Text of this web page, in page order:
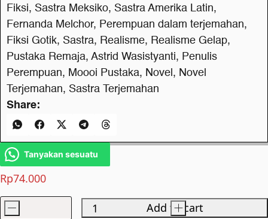
Rp74.000
Musim
- +
Add to cart
Fiksi, Sastra Meksiko, Sastra Amerika Latin,
Fernanda Melchor, Perempuan dalam terjemahan,
Fiksi Gotik, Sastra, Realisme, Realisme Gelap,
Pustaka Remaja, Astrid Wasistyanti, Penulis
Perempuan, Moooi Pustaka, Novel , Novel
Terjemahan, Sastra Terjemahan
Share:
Tanyakan sesuatu